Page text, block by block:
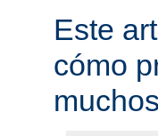
Este
cómo